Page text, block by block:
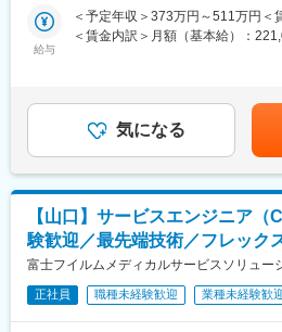
業スタイルです。当社は技術力を
ので幅広い課題に対応することが
・自社製品としても遠隔・無人で
展開しており、国内海外ともに非
す。
変更の範囲：会社の定める業務
・センサーやモーター、部品の設
・仕様書作成、メーカー折衝、技
■業務のやりがい／魅力：
同社は特定のメーカー等に属して
最先端の研究開発を支援できるや
■入社後の流れ／教育・研修：
入社後は先輩社員によるOJTを中心
社員同士の繋がりを大切にしてい
かけると拠点の垣根を超えて、こ
アドバイスが自然と返ってくる文
給与
＜予定年収＞373万円～511万円＜
＜賃金内訳＞月額（基本給）：
賞与：年2回（7月・12月 4.0ヶ月
＋決算賞与α■昇給：年1回（4月）
あり、選考を通じて上下する可能
手当を含めた表記です。
気になる
【山口】サービスエンジニア
験歓迎／最先端技術／フレック
富士フイルムメディカルサービスソリュー
正社員 職種未経験歓迎 業種未経験歓